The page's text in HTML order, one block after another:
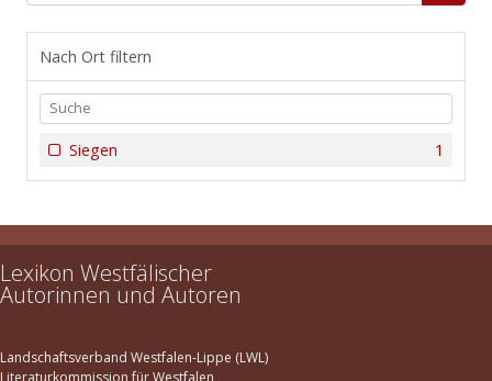
Nach Ort filtern
1
Siegen
Lexikon Westfälischer
Autorinnen und Autoren
Landschaftsverband Westfalen-Lippe (LWL)
Literaturkommission für Westfalen